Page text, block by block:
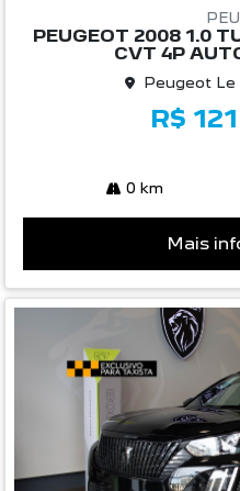
PEUGEOT 2008 1.0
CVT 4P
Peugeot Le
R$
0 km
Mais